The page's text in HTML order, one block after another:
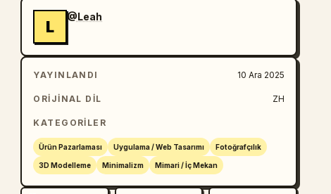
L
@Leah
YAYINLANDI 10 Ara 2025
ORIJINAL DIL ZH
KATEGORILER
Ürün Pazarlaması Uygulama / Web Tasarımı Fotoğrafçılık
3D Modelleme Minimalizm Mimari / İç Mekan